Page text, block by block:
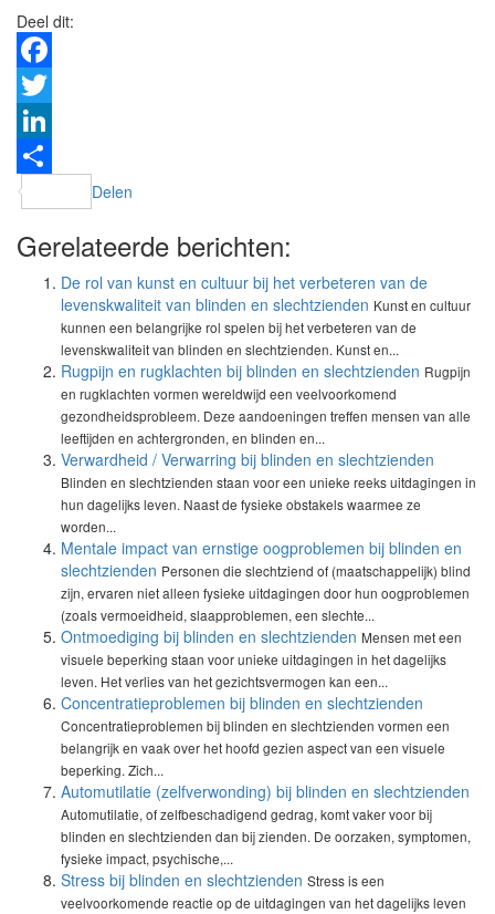
Deel dit:
Facebook
Twitter
LinkedIn
Delen
Gerelateerde berichten:
De rol van kunst en cultuur bij het verbeteren van de
levenskwaliteit van blinden en slechtzienden Kunst en cultuur
kunnen een belangrijke rol spelen bij het verbeteren van de
levenskwaliteit van blinden en slechtzienden. Kunst en...
Rugpijn en rugklachten bij blinden en slechtzienden Rugpijn
en rugklachten vormen wereldwijd een veelvoorkomend
gezondheidsprobleem. Deze aandoeningen treffen mensen van alle
leeftijden en achtergronden, en blinden en...
Verwardheid / Verwarring bij blinden en slechtzienden
Blinden en slechtzienden staan voor een unieke reeks uitdagingen in
hun dagelijks leven. Naast de fysieke obstakels waarmee ze
worden...
Mentale impact van ernstige oogproblemen bij blinden en
slechtzienden Personen die slechtziend of (maatschappelijk) blind
zijn, ervaren niet alleen fysieke uitdagingen door hun oogproblemen
(zoals vermoeidheid, slaapproblemen, een slechte...
Ontmoediging bij blinden en slechtzienden Mensen met een
visuele beperking staan voor unieke uitdagingen in het dagelijks
leven. Het verlies van het gezichtsvermogen kan een...
Concentratieproblemen bij blinden en slechtzienden
Concentratieproblemen bij blinden en slechtzienden vormen een
belangrijk en vaak over het hoofd gezien aspect van een visuele
beperking. Zich...
Automutilatie (zelfverwonding) bij blinden en slechtzienden
Automutilatie, of zelfbeschadigend gedrag, komt vaker voor bij
blinden en slechtzienden dan bij zienden. De oorzaken, symptomen,
fysieke impact, psychische,...
Stress bij blinden en slechtzienden Stress is een
veelvoorkomende reactie op de uitdagingen van het dagelijks leven